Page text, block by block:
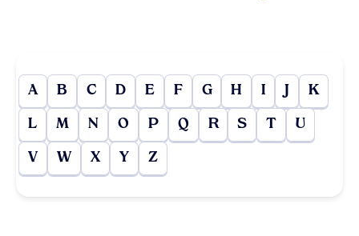
A B C D E F G H I J K
L M N O P Q R S T U
V W X Y Z